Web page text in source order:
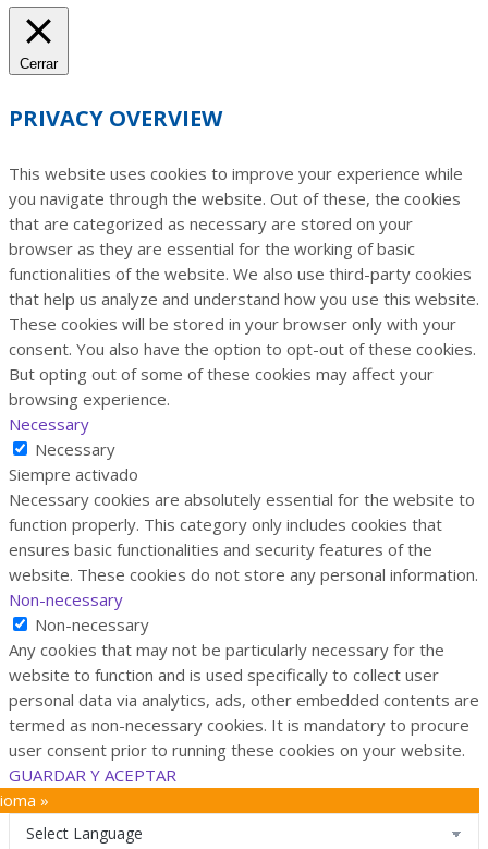
Cerrar
PRIVACY OVERVIEW
This website uses cookies to improve your experience while
you navigate through the website. Out of these, the cookies
that are categorized as necessary are stored on your
browser as they are essential for the working of basic
functionalities of the website. We also use third-party cookies
that help us analyze and understand how you use this website.
These cookies will be stored in your browser only with your
consent. You also have the option to opt-out of these cookies.
But opting out of some of these cookies may affect your
browsing experience.
Necessary
Necessary
Siempre activado
Necessary cookies are absolutely essential for the website to
function properly. This category only includes cookies that
ensures basic functionalities and security features of the
website. These cookies do not store any personal information.
Non-necessary
Non-necessary
Any cookies that may not be particularly necessary for the
website to function and is used specifically to collect user
personal data via analytics, ads, other embedded contents are
termed as non-necessary cookies. It is mandatory to procure
user consent prior to running these cookies on your website.
GUARDAR Y ACEPTAR
»